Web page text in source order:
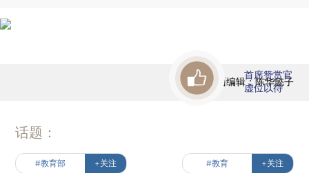
版面编辑：陈华懿子
首席赞赏官
虚位以待
话题：
#教育部 +关注 #教育 +关注